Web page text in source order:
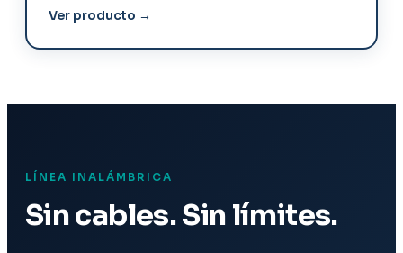
Ver producto →
LÍNEA INALÁMBRICA
Sin cables. Sin límites.